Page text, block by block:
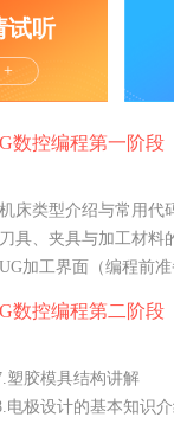
试听
+
数控编程第一阶段
床类型介绍与常用代
具、夹具与加工材料
加工界面（编程前准
面铣策略（几何体
数控编程第二阶段
塑胶模具结构讲解
电极设计的基本知识